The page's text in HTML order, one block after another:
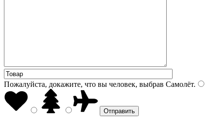
Пожалуйста, докажите, что вы человек, выбрав Самолёт.